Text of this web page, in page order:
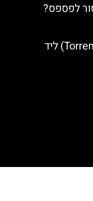
לפספס?
פארק התנינים בטורמולינוס (Torremolinos) ליד